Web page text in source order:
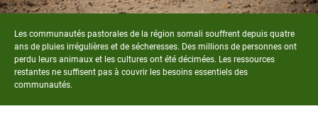
Les communautés pastorales de la région somali souffrent depuis quatre
ans de pluies irrégulières et de sécheresses. Des millions de personnes ont
perdu leurs animaux et les cultures ont été décimées. Les ressources
restantes ne suffisent pas à couvrir les besoins essentiels des
communautés.